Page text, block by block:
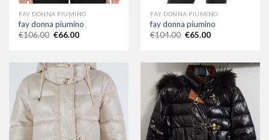
FAY DONNA PIUMINO
fay donna piumino
€106.00 €66.00
FAY DONNA PIUMINO
fay donna piumino
€104.00 €65.00